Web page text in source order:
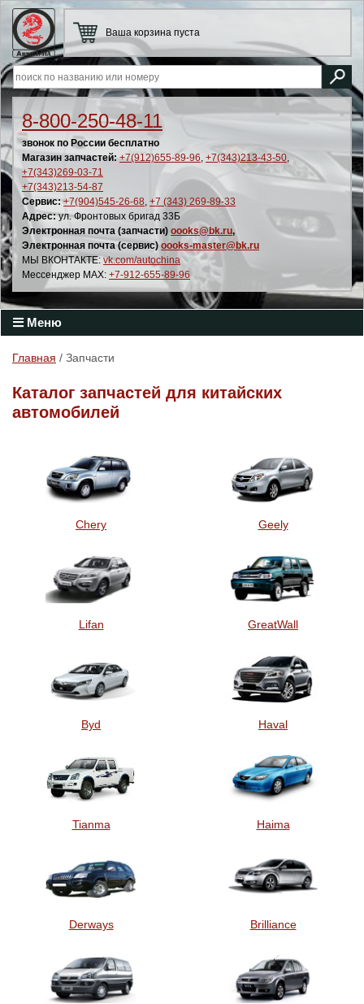
8-800-250-48-11
звонок по России бесплатно
Магазин запчастей: +7(912)655-89-96, +7(343)213-43-50,
+7(343)269-03-71
+7(343)213-54-87
Сервис: +7(904)545-26-68, +7 (343) 269-89-33
Адрес:ул. Фронтовых бригад 33Б
Электронная почта (запчасти) oooks@bk.ru,
Электронная почта (сервис) oooks-master@bk.ru
МЫ ВКОНТАКТЕ: vk.com/autochina
Мессенджер MAX: +7-912-655-89-96
Ваша корзина пуста
Меню
Главная / Запчасти
Каталог запчастей для китайских
автомобилей
Chery Geely
Lifan GreatWall
Byd Haval
Tianma Haima
Derways Brilliance